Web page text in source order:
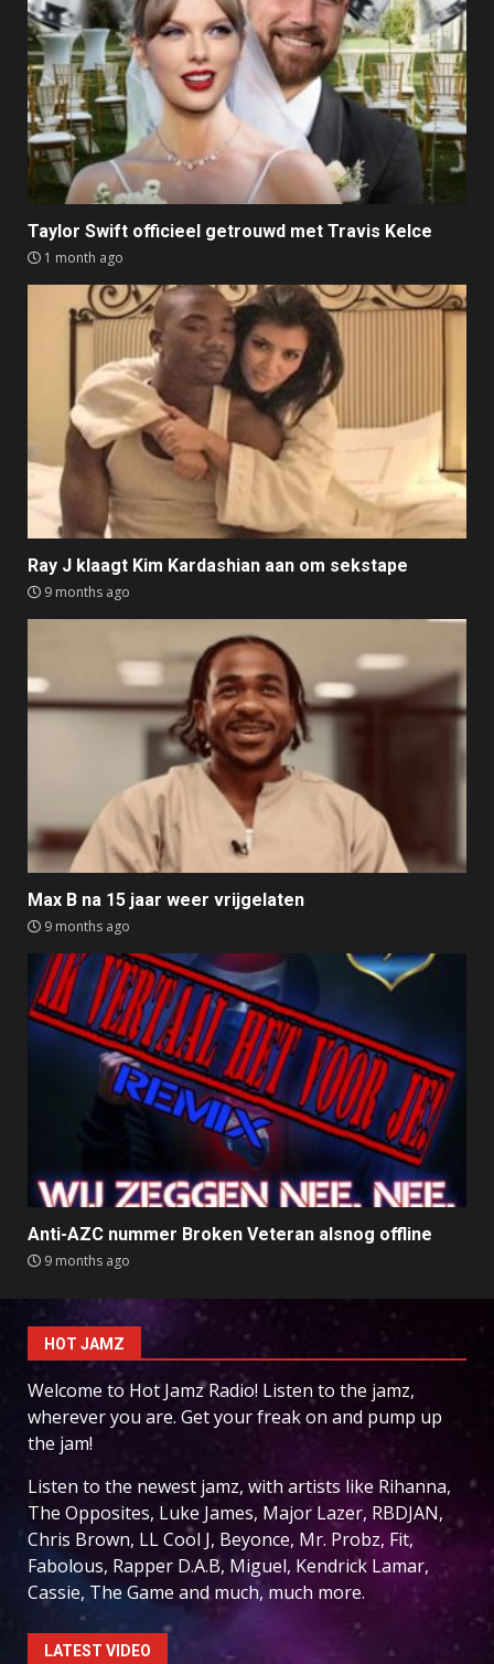
Taylor Swift officieel getrouwd met Travis Kelce
1 month ago
Ray J klaagt Kim Kardashian aan om sekstape
9 months ago
Max B na 15 jaar weer vrijgelaten
9 months ago
Anti-AZC nummer Broken Veteran alsnog offline
9 months ago
HOT JAMZ
Welcome to Hot Jamz Radio! Listen to the jamz,
wherever you are. Get your freak on and pump up
the jam!
Listen to the newest jamz, with artists like Rihanna,
The Opposites, Luke James, Major Lazer, RBDJAN,
Chris Brown, LL Cool J, Beyonce, Mr. Probz, Fit,
Fabolous, Rapper D.A.B, Miguel, Kendrick Lamar,
Cassie, The Game and much, much more.
LATEST VIDEO